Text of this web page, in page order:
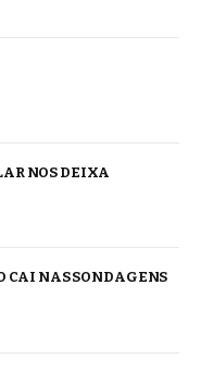
NOS DEIXA
CAI NAS SONDAGENS